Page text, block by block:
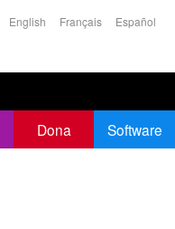
Idiomas
English Français Español
Dona Software